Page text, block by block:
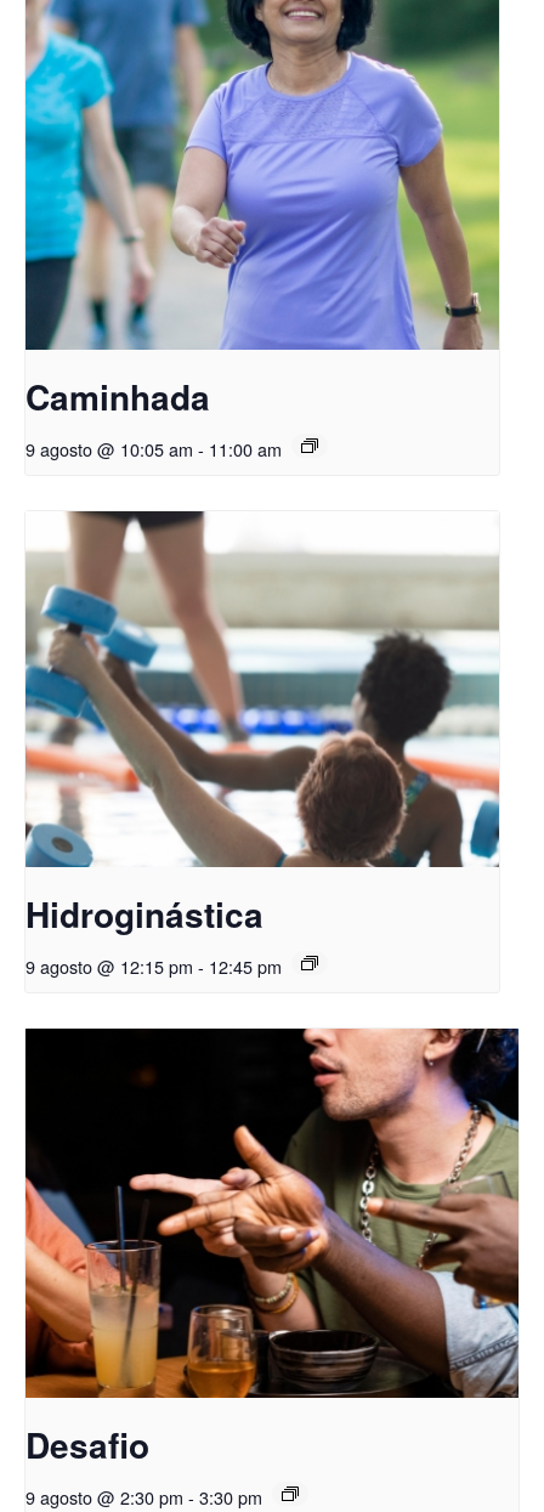
Caminhada
9 agosto @ 10:05 am - 11:00 am
Hidroginástica
9 agosto @ 12:15 pm - 12:45 pm
Desafio
9 agosto @ 2:30 pm - 3:30 pm